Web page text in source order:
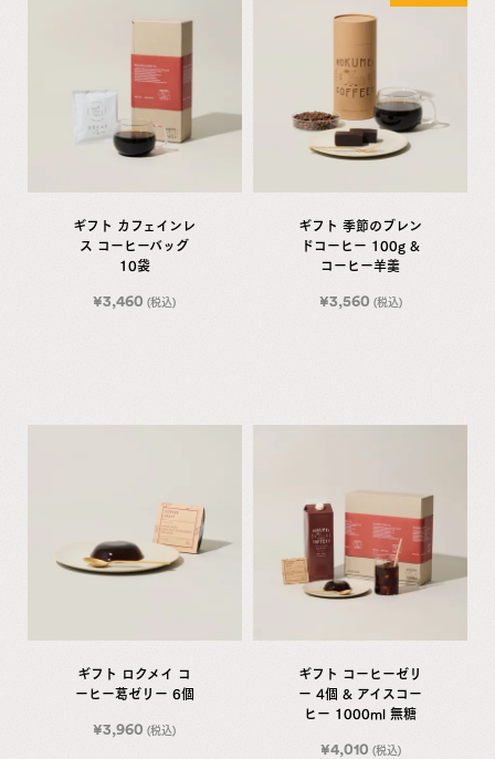
ギフト カフェインレ
ス コーヒーバッグ
10袋
¥3,460 (税込)
ギフト 季節のブレン
ドコーヒー 100g &
コーヒー羊羹
¥3,560 (税込)
ギフト ロクメイ コ
ーヒー葛ゼリー 6個
¥3,960 (税込)
ギフト コーヒーゼリ
ー 4個 & アイスコー
ヒー 1000ml 無糖
¥4,010 (税込)